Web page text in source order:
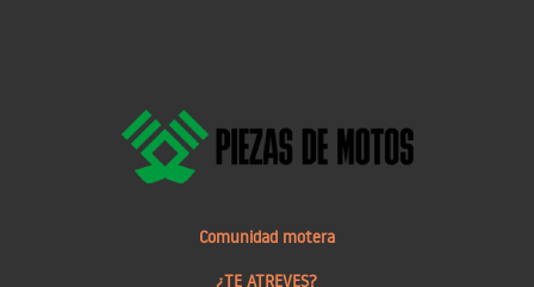
Comunidad motera
¿TE ATREVES?